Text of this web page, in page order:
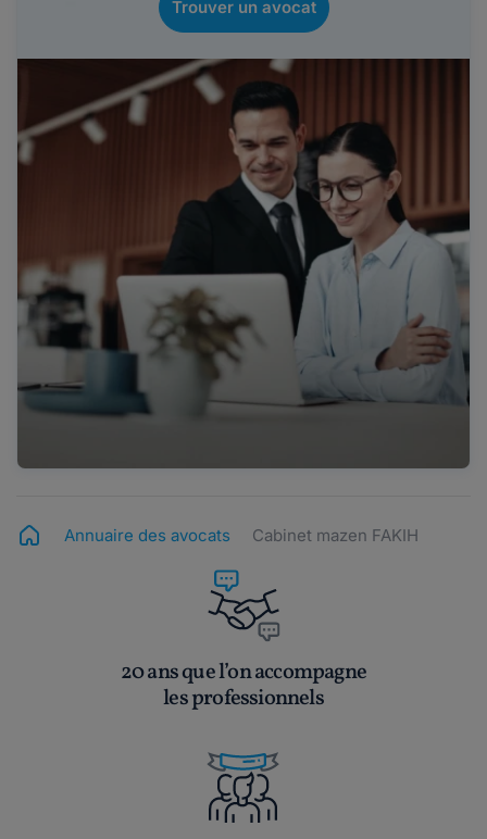
Trouver un avocat
Annuaire des avocats Cabinet mazen FAKIH
20 ans que l’on accompagne
les professionnels